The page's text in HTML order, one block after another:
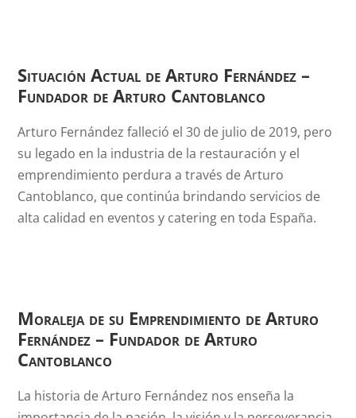
Situación Actual de Arturo Fernández –
Fundador de Arturo Cantoblanco
Arturo Fernández falleció el 30 de julio de 2019, pero
su legado en la industria de la restauración y el
emprendimiento perdura a través de Arturo
Cantoblanco, que continúa brindando servicios de
alta calidad en eventos y catering en toda España.
Moraleja de su Emprendimiento de Arturo
Fernández – Fundador de Arturo
Cantoblanco
La historia de Arturo Fernández nos enseña la